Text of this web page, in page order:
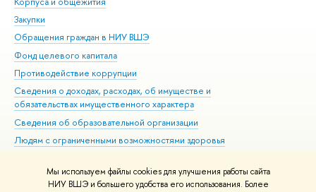
Мы используем файлы cookies для улучшения работы сайта
НИУ ВШЭ и большего удобства его использования. Более
Закупки
Обращения граждан в НИУ ВШЭ
Фонд целевого капитала
Противодействие коррупции
Сведения о доходах, расходах, об имуществе и
обязательствах имущественного характера
Сведения об образовательной организации
Людям с ограниченными возможностями здоровья
Работа в Вышке